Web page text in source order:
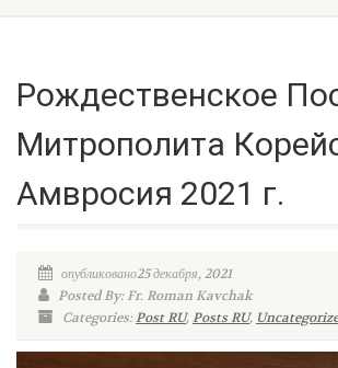
Рождественское
Митрополита
Амвросия 2021 г.
опубликовано25 декабря, 2021
Posted By: Fr. Roman Kavchak
Categories:Post RU,Posts RU,